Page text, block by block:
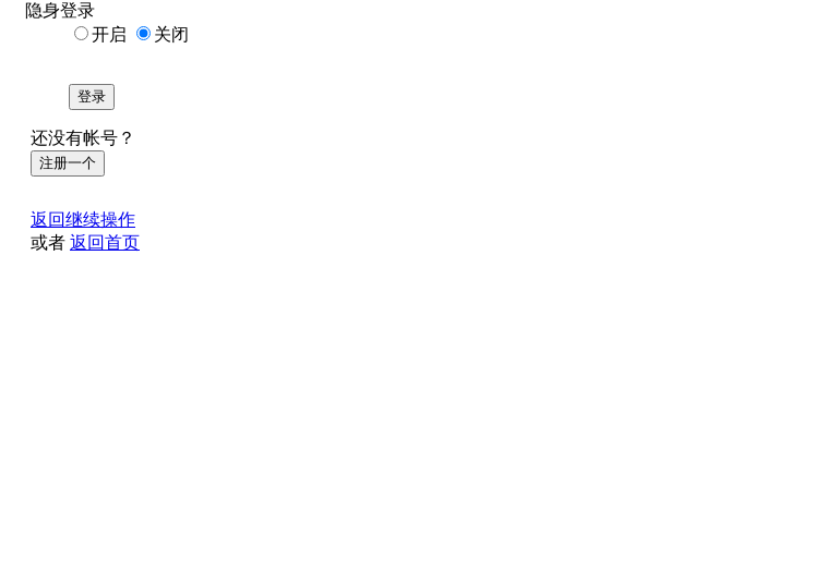
隐身登录
开启
关闭
登录
还没有帐号？
注册一个
返回继续操作
或者 返回首页